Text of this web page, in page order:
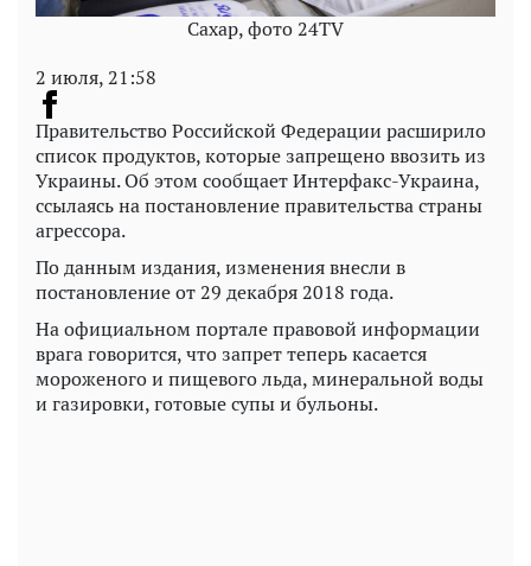
Сахар, фото 24TV
2 июля, 21:58
Правительство Российской Федерации расширило
список продуктов, которые запрещено ввозить из
Украины. Об этом сообщает Интерфакс-Украина,
ссылаясь на постановление правительства страны
агрессора.
По данным издания, изменения внесли в
постановление от 29 декабря 2018 года.
На официальном портале правовой информации
врага говорится, что запрет теперь касается
мороженого и пищевого льда, минеральной воды
и газировки, готовые супы и бульоны.